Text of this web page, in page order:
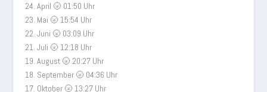
24. April 🌝 01:50 Uhr
23. Mai 🌝 15:54 Uhr
22. Juni 🌝 03:09 Uhr
21. Juli 🌝 12:18 Uhr
19. August 🌝 20:27 Uhr
18. September 🌝 04:36 Uhr
17. Oktober 🌝 13:27 Uhr